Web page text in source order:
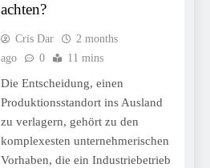
achten?
Cris Dar
2 months
ago
0 11 mins
Die Entscheidung, einen
Produktionsstandort ins Ausland
zu verlagern, gehört zu den
komplexesten unternehmerischen
Vorhaben, die ein Industriebetrieb